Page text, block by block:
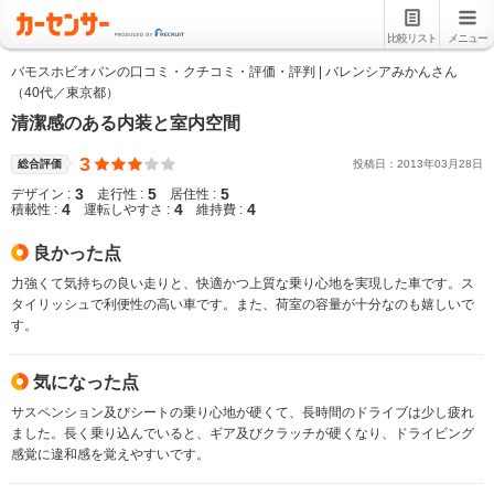
比較リスト メニュー
バモスホビオバンの口コミ・クチコミ・評価・評判 | バレンシアみかんさん
（40代／東京都）
清潔感のある内装と室内空間
総合評価 3 投稿日： 2013年03 月28日
デザイン : 3 走行性 : 5 居住性 : 5
積載性 : 4 運転しやすさ : 4 維持費 : 4
良かった点
力強くて気持ちの良い走りと、快適かつ上質な乗り心地を実現した車です。ス
タイリッシュで利便性の高い車です。また、荷室の容量が十分なのも嬉しいで
す。
気になった点
サスペンション及びシートの乗り心地が硬くて、長時間のドライブは少し疲れ
ました。長く乗り込んでいると、ギア及びクラッチが硬くなり、ドライビング
感覚に違和感を覚えやすいです。